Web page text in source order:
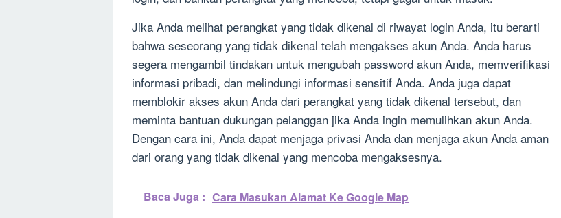
Jika Anda melihat perangkat yang tidak dikenal di riwayat login Anda, itu berarti
bahwa seseorang yang tidak dikenal telah mengakses akun Anda. Anda harus
segera mengambil tindakan untuk mengubah password akun Anda, memverifikasi
informasi pribadi, dan melindungi informasi sensitif Anda. Anda juga dapat
memblokir akses akun Anda dari perangkat yang tidak dikenal tersebut, dan
meminta bantuan dukungan pelanggan jika Anda ingin memulihkan akun Anda.
Dengan cara ini, Anda dapat menjaga privasi Anda dan menjaga akun Anda aman
dari orang yang tidak dikenal yang mencoba mengaksesnya.
Baca Juga : Cara Masukan Alamat Ke Google Map